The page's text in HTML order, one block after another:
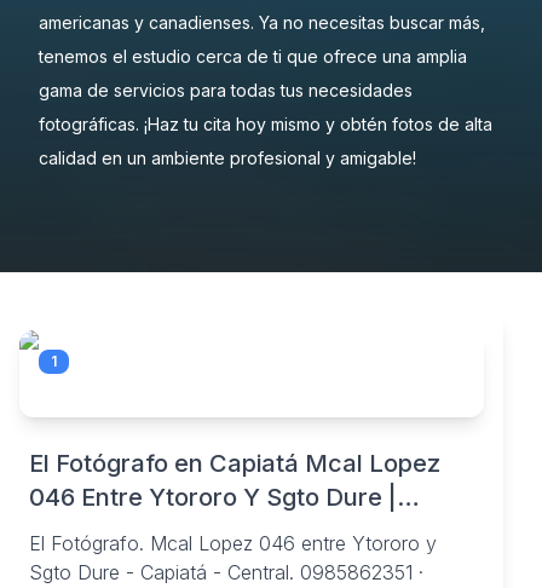
americanas y canadienses. Ya no necesitas buscar más,
tenemos el estudio cerca de ti que ofrece una amplia
gama de servicios para todas tus necesidades
fotográficas. ¡Haz tu cita hoy mismo y obtén fotos de alta
calidad en un ambiente profesional y amigable!
1
El Fotógrafo en Capiatá Mcal Lopez
046 Entre Ytororo Y Sgto Dure |
Fotografia | BuscoInfo Paraguay
El Fotógrafo. Mcal Lopez 046 entre Ytororo y
Sgto Dure - Capiatá - Central. 0985862351 ·